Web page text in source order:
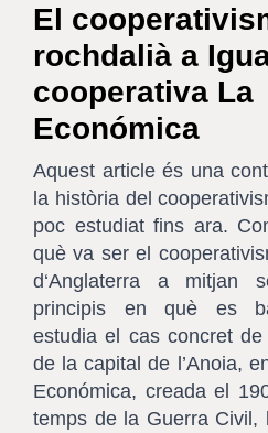
El
rochdalià a
cooperativa La
Económica
Aquest article és una
la història del
poc estudiat fins ara.
què va ser el
d‘Anglaterra a mitjan
principis en què es
estudia el cas concret
de la capital de l’Anoia,
Económica, creada el
temps de la Guerra Civil,